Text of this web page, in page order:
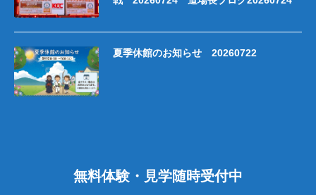
夏季休館のお知らせ 20260722
無料体験・見学随時受付中